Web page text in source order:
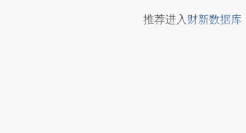
推荐进入 财新数据库